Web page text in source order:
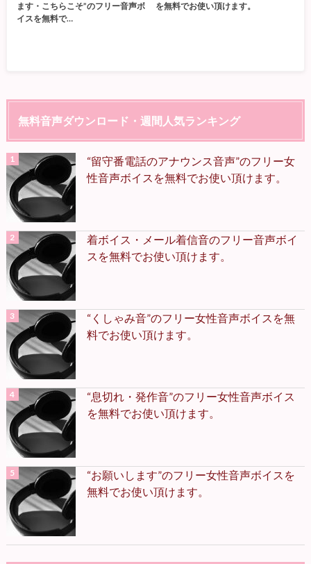
ます・こちらこそ”のフリー音声ボ
イスを無料で…
を無料でお使い頂けます。
無料音声ダウンロード・週間人気ランキング
“留守番電話のアナウンス音声”のフリー女
性音声ボイスを無料でお使い頂けます。
着ボイス・メール着信音のフリー音声ボイ
スを無料でお使い頂けます。
“くしゃみ音”のフリー女性音声ボイスを無
料でお使い頂けます。
“息切れ・発作音”のフリー女性音声ボイス
を無料でお使い頂けます。
“お願いします”のフリー女性音声ボイスを
無料でお使い頂けます。